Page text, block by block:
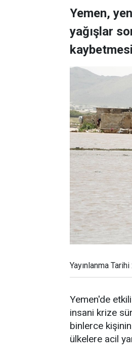
Yemen,
yağışlar
Yayınlanma
Yemen'de
insani krize
binlerce
ülkelere acil